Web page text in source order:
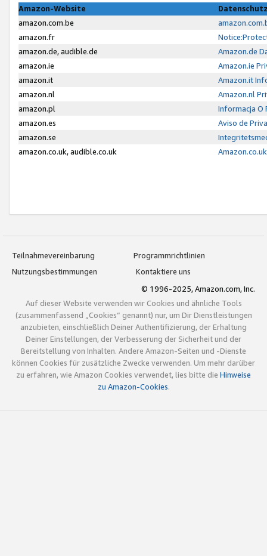
Amazon-Website
amazon.com.be
amazon.fr
amazon.de, audible.de
Amazon.de
amazon.ie
Amazon.ie
amazon.it
Amazon.it
amazon.nl
Amazon.nl
amazon.pl
Informacja O
amazon.es
Aviso de
amazon.se
amazon.co.uk, audible.co.uk
Teilnahmevereinbarung
Programmrichtlinien
Nutzungsbestimmungen
Kontaktiere uns
© 1996-2025, Amazon.com, Inc.
Auf dieser Website verwenden wir Cookies und ähnliche Tools
(zusammenfassend „Cookies“ genannt) nur, um Dir Dienstleistungen
anzubieten, einschließlich Deiner Authentifizierung, der Erhaltung
Deiner Einstellungen, der Verbesserung der Sicherheit und der
Bereitstellung von Inhalten. Andere Amazon-Seiten und -Dienste
können Cookies für zusätzliche Zwecke verwenden. Um mehr darüber
zu erfahren, wie Amazon Cookies verwendet, lies bitte die Hinweise
zu Amazon-Cookies.